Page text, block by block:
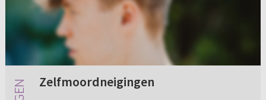
Zelfmoordneigingen